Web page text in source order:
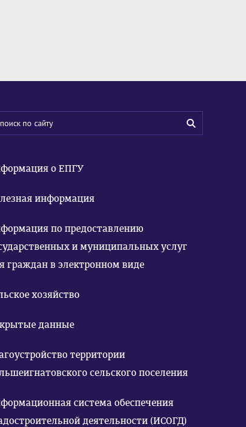
о ЕПГУ
информация
по предоставлению
и муниципальных услуг
граждан в электронном виде
хозяйство
данные
территории
сельского поселения
система обеспечения
деятельности (ИСОГД)